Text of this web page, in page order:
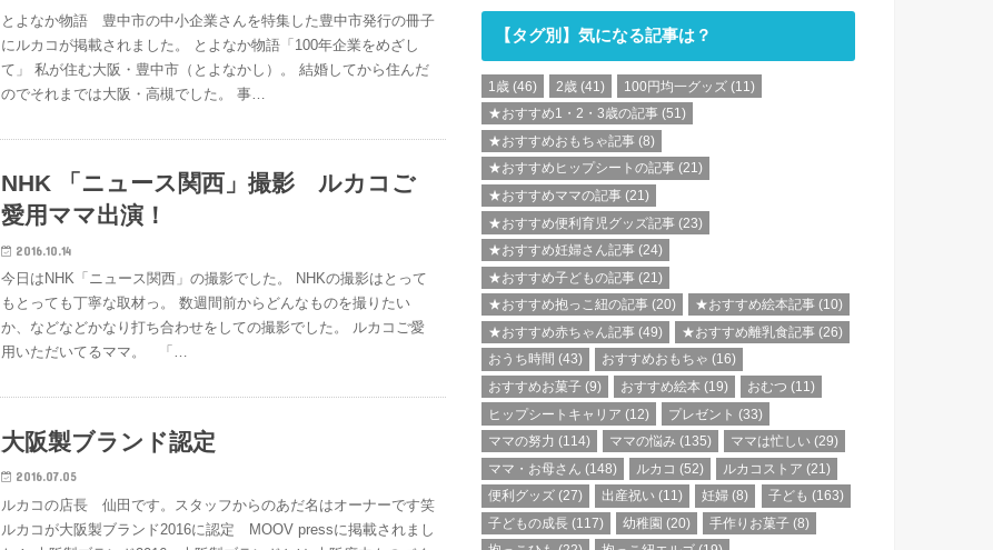
とよなか物語 豊中市の中小企業さんを特集した豊中市発行の冊子
にルカコが掲載されました。 とよなか物語「100年企業をめざし
て」 私が住む大阪・豊中市（とよなかし）。 結婚してから住んだ
のでそれまでは大阪・高槻でした。 事…
NHK 「ニュース関西」撮影 ルカコご
愛用ママ出演！
2016.10.14
今日はNHK「ニュース関西」の撮影でした。 NHKの撮影はとって
もとっても丁寧な取材っ。 数週間前からどんなものを撮りたい
か、などなどかなり打ち合わせをしての撮影でした。 ルカコご愛
用いただいてるママ。 「…
大阪製ブランド認定
2016.07.05
ルカコの店長 仙田です。スタッフからのあだ名はオーナーです笑
ルカコが大阪製ブランド2016に認定 MOOV pressに掲載されまし
【タグ別】気になる記事は？
1歳 (46) 2歳 (41) 100円均一グッズ (11)
★おすすめ1・2・3歳の記事 (51)
★おすすめおもちゃ記事 (8)
★おすすめヒップシートの記事 (21)
★おすすめママの記事 (21)
★おすすめ便利育児グッズ記事 (23)
★おすすめ妊婦さん記事 (24)
★おすすめ子どもの記事 (21)
★おすすめ抱っこ紐の記事 (20) ★おすすめ絵本記事 (10)
★おすすめ赤ちゃん記事 (49) ★おすすめ離乳食記事 (26)
おうち時間 (43) おすすめおもちゃ (16)
おすすめお菓子 (9) おすすめ絵本 (19) おむつ (11)
ヒップシートキャリア (12) プレゼント (33)
ママの努力 (114) ママの悩み (135) ママは忙しい (29)
ママ・お母さん (148) ルカコ (52) ルカコストア (21)
便利グッズ (27) 出産祝い (11) 妊婦 (8) 子ども (163)
子どもの成長 (117) 幼稚園 (20) 手作りお菓子 (8)